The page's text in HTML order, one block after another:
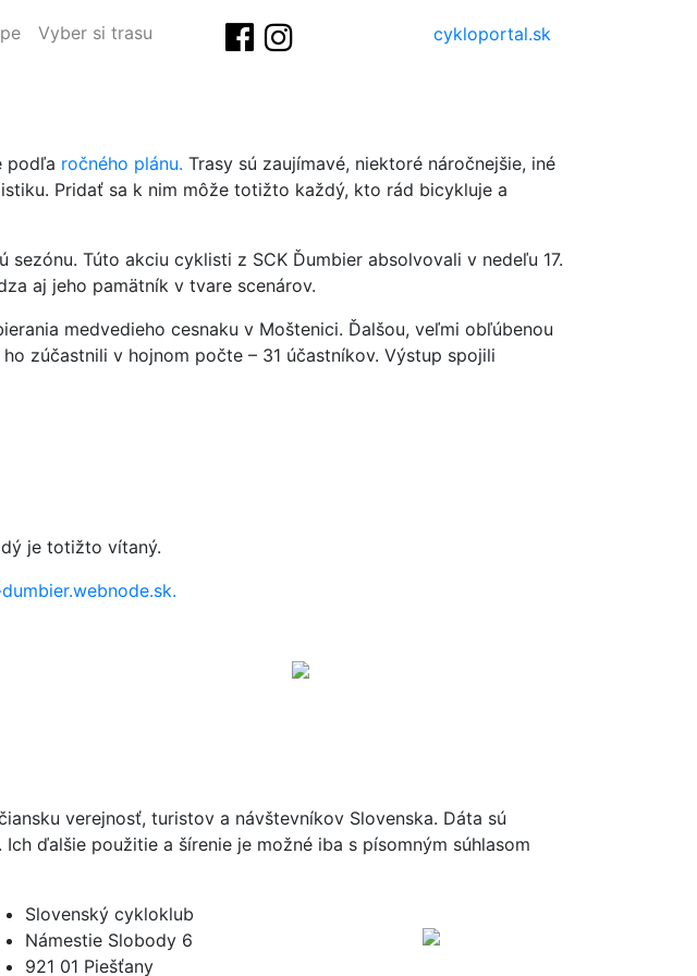
Vyber si trasu cykloportal.sk
podľa ročného plánu. Trasy sú zaujímavé, niektoré náročnejšie, iné
Pridať sa k nim môže totižto každý, kto rád bicykluje a
sezónu. Túto akciu cyklisti z SCK Ďumbier absolvovali v nedeľu 17.
aj jeho pamätník v tvare scenárov.
medvedieho cesnaku v Moštenici. Ďalšou, veľmi obľúbenou
zúčastnili v hojnom počte – 31 účastníkov. Výstup spojili
je totižto vítaný.
verejnosť, turistov a návštevníkov Slovenska. Dáta sú
ďalšie použitie a šírenie je možné iba s písomným súhlasom
Slovenský cykloklub
Námestie Slobody 6
921 01 Piešťany